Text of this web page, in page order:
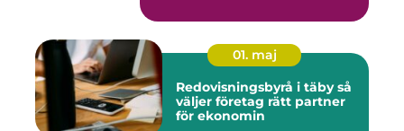
01. maj
Redovisningsbyrå i täby så
väljer företag rätt partner
för ekonomin